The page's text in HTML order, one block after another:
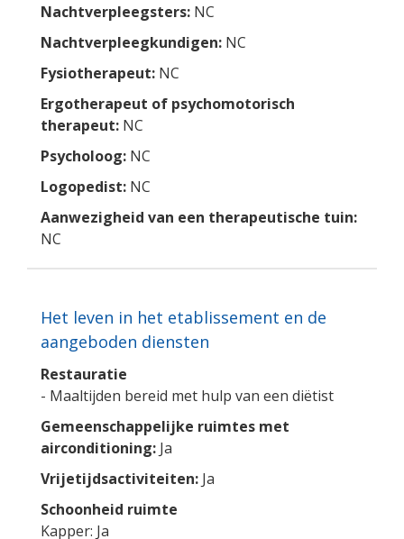
Nachtverpleegsters: NC
Nachtverpleegkundigen: NC
Fysiotherapeut: NC
Ergotherapeut of psychomotorisch
therapeut: NC
Psycholoog: NC
Logopedist: NC
Aanwezigheid van een therapeutische tuin:
NC
Het leven in het etablissement en de
aangeboden diensten
Restauratie
- Maaltijden bereid met hulp van een diëtist
Gemeenschappelijke ruimtes met
airconditioning: Ja
Vrijetijdsactiviteiten: Ja
Schoonheid ruimte
Kapper: Ja